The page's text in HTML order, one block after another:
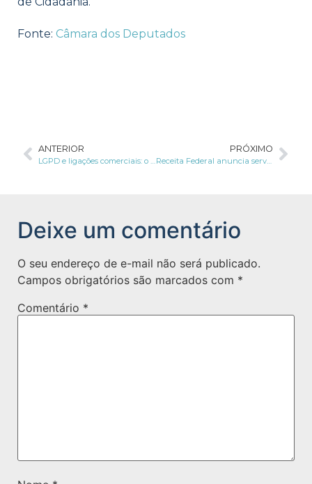
Fonte: Câmara dos Deputados
ANTERIOR PRÓXIMO
Receita Federal anuncia serviço de compartilhamento de dados fiscais
Deixe um comentário
O seu endereço de e-mail não será publicado.
Campos obrigatórios são marcados com *
Comentário *